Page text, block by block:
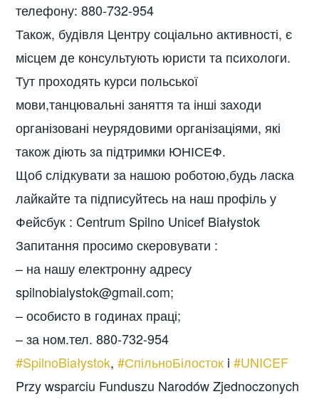
телефону: 880-732-954
Також, будівля Центру соціально активності, є
місцем де консультують юристи та психологи.
Тут проходять курси польської
мови,танцювальні заняття та інші заходи
організовані неурядовими організаціями, які
також діють за підтримки ЮНІСЕФ.
Щоб слідкувати за нашою роботою,будь ласка
лайкайте та підписуйтесь на наш профіль у
Фейсбук : Centrum Spilno Unicef Białystok
Запитання просимо скеровувати :
– на нашу електронну адресу
spilnobialystok@gmail.com;
– особисто в годинах праці;
– за ном.тел. 880-732-954
#SpilnoBiałystok,#СпільноБілосток i#UNICEF
Przy wsparciu Funduszu Narodów Zjednoczonych